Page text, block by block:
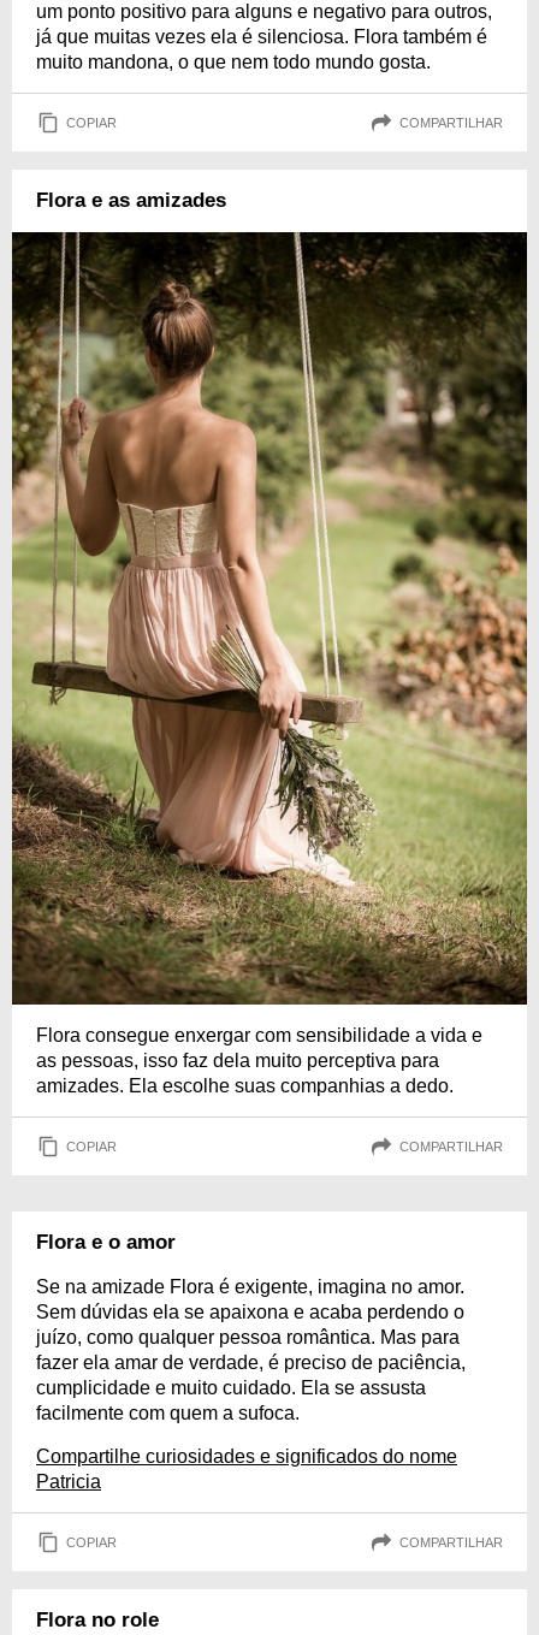
um ponto positivo para alguns e negativo para outros,
já que muitas vezes ela é silenciosa. Flora também é
muito mandona, o que nem todo mundo gosta.
COPIAR COMPARTILHAR
Flora e as amizades
Flora consegue enxergar com sensibilidade a vida e
as pessoas, isso faz dela muito perceptiva para
amizades. Ela escolhe suas companhias a dedo.
COPIAR COMPARTILHAR
Flora e o amor
Se na amizade Flora é exigente, imagina no amor.
Sem dúvidas ela se apaixona e acaba perdendo o
juízo, como qualquer pessoa romântica. Mas para
fazer ela amar de verdade, é preciso de paciência,
cumplicidade e muito cuidado. Ela se assusta
facilmente com quem a sufoca.
Compartilhe curiosidades e significados do nome
Patricia
COPIAR COMPARTILHAR
Flora no role